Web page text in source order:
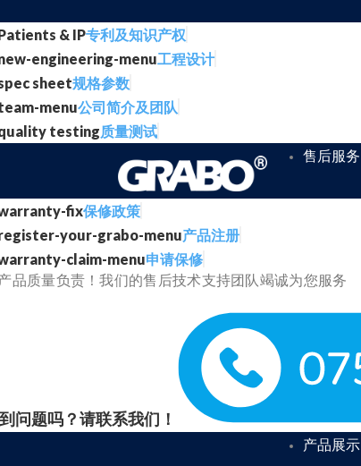
专利及知识产权
工程设计
规格参数
公司简介及团队
质量测试
售后服务
保修政策
产品注册
申请保修
品质量负责！我们的售后技术支持团队竭诚为您服务
问题吗？请联系我们！
产品展示